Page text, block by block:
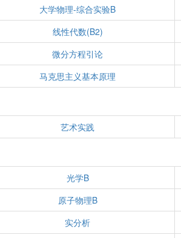
大学物理-综合实验B
线性代数(B2)
微分方程引论
马克思主义基本原理
艺术实践
光学B
原子物理B
实分析